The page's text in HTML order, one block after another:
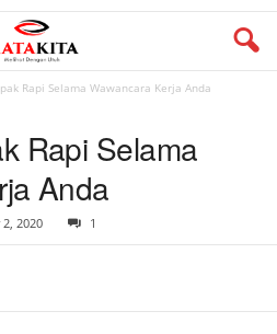
Rapi Selama Wawancara Kerja Anda
Rapi Selama
Anda
2020 1